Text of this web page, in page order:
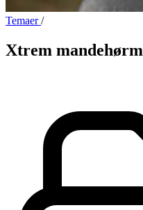
Temaer/
Xtrem mandehørm